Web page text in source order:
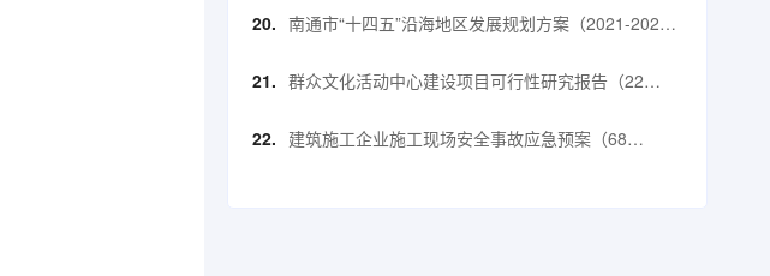
页）.pdf
南通市“十四五”沿海地区发展规划方案（2021-2025
年）（41页）.pdf
群众文化活动中心建设项目可行性研究报告（22
页）.doc
建筑施工企业施工现场安全事故应急预案（68